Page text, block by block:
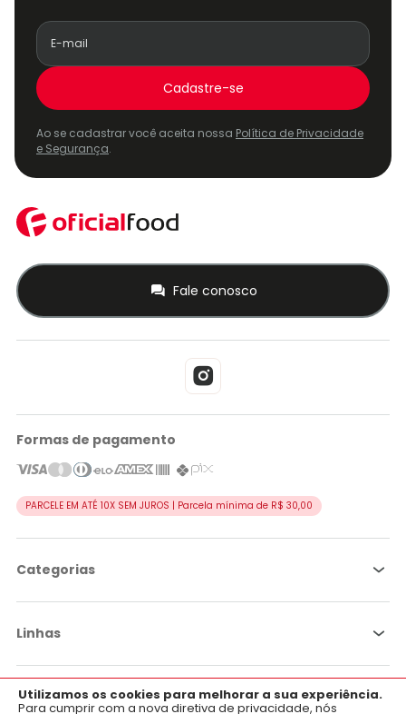
Utilizamos os cookies para melhorar a sua experiência.
Para cumprir com a nova diretiva de privacidade, nós
Cadastre-se
Ao se cadastrar você aceita nossa Política de Privacidade
e Segurança.
Fale conosco
Formas de pagamento
PARCELE EM ATÉ 10X SEM JUROS | Parcela mínima de R$ 30,00
Categorias
Linhas
Por objetivoAplicativo OficialFarma